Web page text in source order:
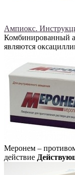
Ампиокс.
Комбинированный
являются
Меронем –
действие